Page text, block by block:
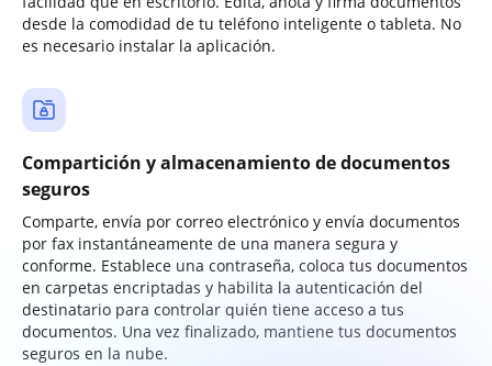
desde la comodidad de tu teléfono inteligente o tableta. No
es necesario instalar la aplicación.
Compartición y almacenamiento de documentos
seguros
Comparte, envía por correo electrónico y envía documentos
por fax instantáneamente de una manera segura y
conforme. Establece una contraseña, coloca tus documentos
en carpetas encriptadas y habilita la autenticación del
destinatario para controlar quién tiene acceso a tus
documentos. Una vez finalizado, mantiene tus documentos
seguros en la nube.